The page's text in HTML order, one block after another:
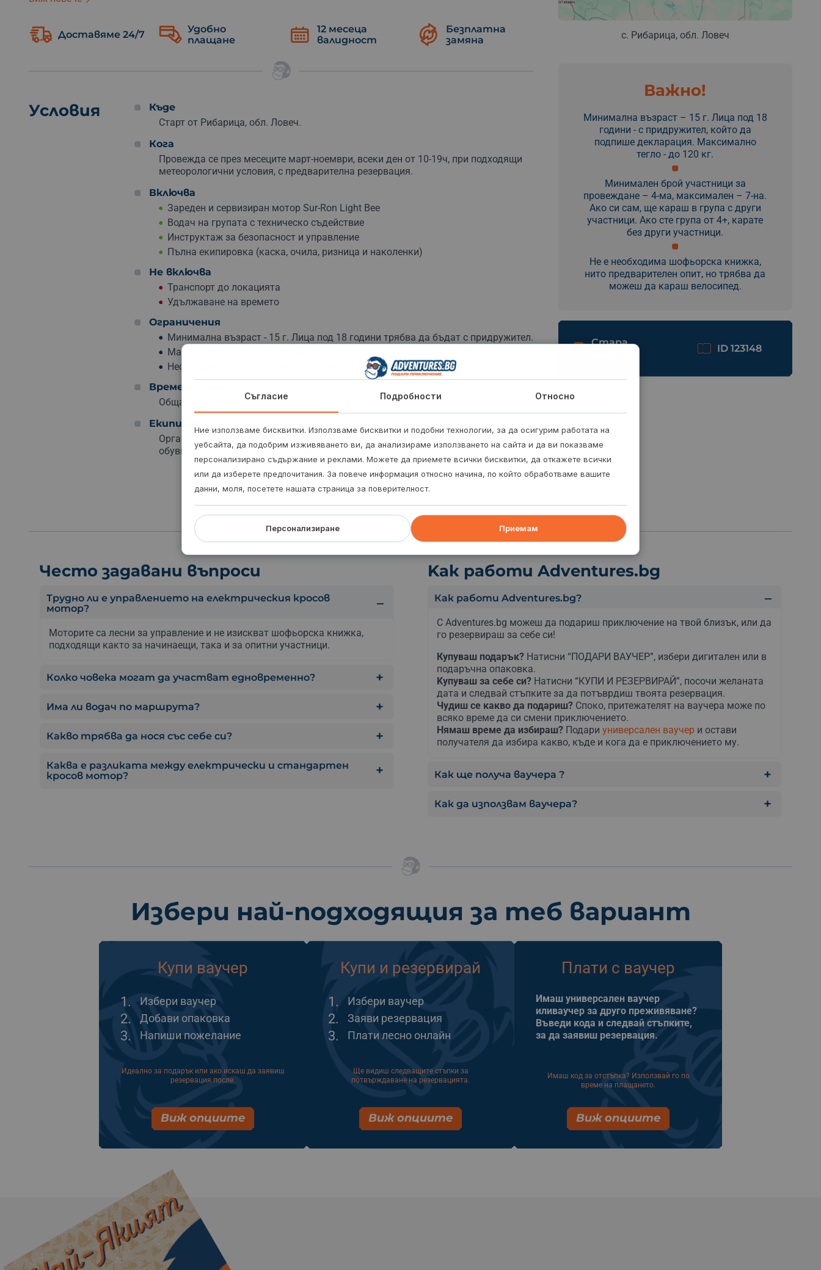
панорамни площадки, откъдето гледката буквално ще спре дъха ти. Моторите са мощни, но безопасни, а
пейзажът наоколо ще те накара да спираш от време на време само, за да си поемеш въздух и да направиш
снимки.
Преживяването трае достатъчно дълго, за да усетиш вкуса на свободата и да разбереш защо все повече
хора избират офроуд приключения сред природата. Освен емоцията, ще отнесеш и спомени, които ще
Поръчай ваучер за себе си или
изненадай любим човек
Доставяме 24/7
Удобно
плащане
12 месеца
валидност
Безплатна
замяна
Условия
Къде
Старт от Рибарица, обл. Ловеч.
Кога
Провежда се през месеците март-ноември, всеки ден от 10-19ч, при подходящи
метеорологични условия, с предварителна резервация.
Включва
Зареден и сервизиран мотор Sur-Ron Light Bee
Водач на групата с техническо съдействие
Инструктаж за безопасност и управление
Пълна екипировка (каска, очила, ризница и наколенки)
Не включва
Транспорт до локацията
Удължаване на времето
Ограничения
Минимална възраст - 15 г. Лица под 18 години трябва да бъдат с придружител.
Максимално тегло на участниците до 120 кг.
Необходимо е като минимум да можеш да караш колело.
Времетраене
Обща продължителност около 2:30 ч. с почивки.
Екипировка
Организаторът осигурява пълна екипировка. Препоръчително е да си с твърди
обувки. Можеш да си носиш вода и храна.
с. Рибарица, обл. Ловеч
Важно!
Минимална възраст – 15 г. Лица под 18
години - с придружител, който да
подпише декларация. Максимално
тегло - до 120 кг.
Минимален брой участници за
провеждане – 4-ма, максимален – 7-на.
Ако си сам, ще караш в група с други
участници. Ако сте група от 4+, карате
без други участници.
Не е необходима шофьорска книжка,
нито предварителен опит, но трябва да
можеш да караш велосипед.
Стара
ID 123148
Често задавани въпроси
Трудно ли е управлението на електрическия кросов
мотор?
Моторите са лесни за управление и не изискват шофьорска книжка,
подходящи както за начинаещи, така и за опитни участници.
Колко човека могат да участват едновременно?
Има ли водач по маршрута?
Какво трябва да нося със себе си?
Каква е разликата между електрически и стандартен
кросов мотор?
Kак работи Adventures.bg
Как работи Adventures.bg?
С Adventures.bg можеш да подариш приключение на твой близък, или да
го резервираш за себе си!
Купуваш подарък? Натисни “ПОДАРИ ВАУЧЕР”, избери дигитален или в
подаръчна опаковка.
Kупуваш за себе си? Натисни “КУПИ И РЕЗЕРВИРАЙ”, посочи желаната
дата и следвай стъпките за да потъврдиш твоята резервация.
Чудиш се какво да подариш? Споко, притежателят на ваучера може по
всяко време да си смени приключението.
Нямаш време да избираш? Подари универсален ваучери остави
получателя да избира какво, къде и кога да е приключението му.
Как ще получа ваучера ?
Как да използвам ваучера?
Избери най-подходящия за теб вариант
Купи ваучер
1. Избери ваучер
2. Добави опаковка
3. Напиши пожелание
Идеално за подарък или ако искаш да заявиш
резервация после.
Виж опциите
Купи и резервирай
1. Избери ваучер
2. Заяви резервация
3. Плати лесно онлайн
Ще видиш следващите стъпки за
потвърждаване на резервацията.
Виж опциите
Плати с ваучер
Имаш универсален ваучер
иливаучер за друго преживяване?
Въведи кода и следвай стъпките,
за да заявиш резервация.
Имаш код за отстъпка? Използвай го по
време на плащането.
Виж опциите
Съгласие Подробности Относно
Ние използваме бисквитки. Използваме бисквитки и подобни технологии, за да осигурим работата на
уебсайта, да подобрим изживяването ви, да анализираме използването на сайта и да ви показваме
персонализирано съдържание и реклами. Можете да приемете всички бисквитки, да откажете всички
или да изберете предпочитания. За повече информация относно начина, по който обработваме вашите
данни, моля, посетете нашата страница за поверителност.
Персонализиране Приемам